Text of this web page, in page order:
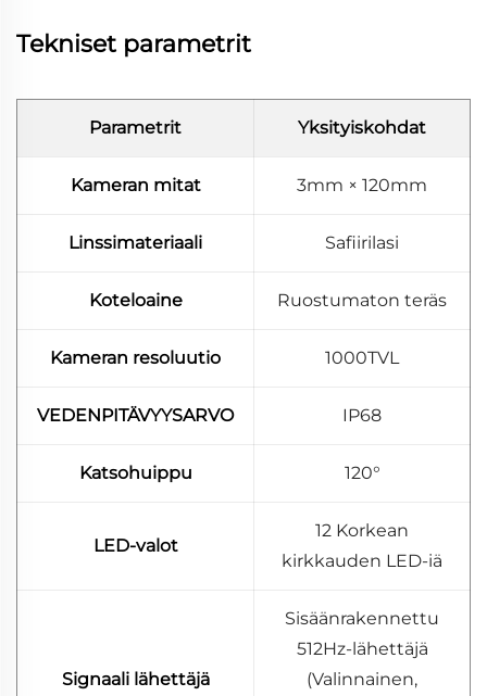
Tekniset parametrit
Parametrit Yksityiskohdat
Kameran mitat 3mm × 120mm
Linssimateriaali Safiirilasi
Koteloaine Ruostumaton teräs
Kameran resoluutio 1000TVL
VEDENPITÄVYYSARVO IP68
Katsohuippu 120°
LED-valot
12 Korkean
kirkkauden LED-iä
Signaali lähettäjä
Sisäänrakennettu
512Hz-lähettäjä
(Valinnainen,